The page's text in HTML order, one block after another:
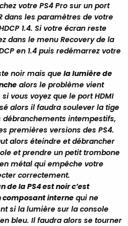
votre PS4 Pro sur un port
dans les paramètres de votre
1.4. Si votre écran reste
dans le menu Recovery de la
en 1.4 puis redémarrez votre
noir mais que la lumière de
alors le problème vient
vous voyez que le port HDMI
alors il faudra soulever la tige
intempestifs,
premières versions des PS4.
alors éteindre et débrancher
et prendre un petit trombone
métal qui empêche votre
correctement.
de la PS4 est noir c’est
composant interne qui ne
si la lumière sur la console
bleu. Il faudra alors se tourner